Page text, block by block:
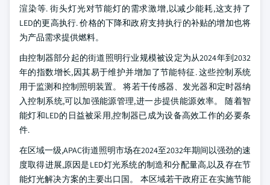
渲染等. 街头灯光对节能灯的需求激增,以减少能耗,这支持了
LED的更高执行. 价格的下降和政府支持执行的补贴的增加也将
为产品需求提供燃料。
由控制器部分起的街道照明行业规模被设定为从2024年到2032
年的指数增长,因其易于维护并增加了节能特征. 这些控制系统
用于监测和控制照明装置。 将若干传感器、发光器和定时器纳
入控制系统,可以加强能源管理,进一步提供能源效率。 随着智
能灯和LED的日益被采用,控制器已成为设备高效工作的必要条
件.
在区域一级,APAC街道照明市场在2024至2032年期间以强劲的速
度取得进展,原因是LED灯光系统的制造和分配量高,以及存在节
能灯光解决方案的主要出口国。 本区域若干政府正在实施节能